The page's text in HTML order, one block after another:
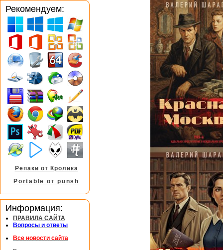
Рекомендуем:
Репаки от Кролика
Portable от punsh
Информация:
ПРАВИЛА САЙТА
Вопросы и ответы
Все новости сайта